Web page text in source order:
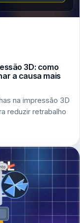
3D: como
a causa mais
na impressão 3D
reduzir retrabalho